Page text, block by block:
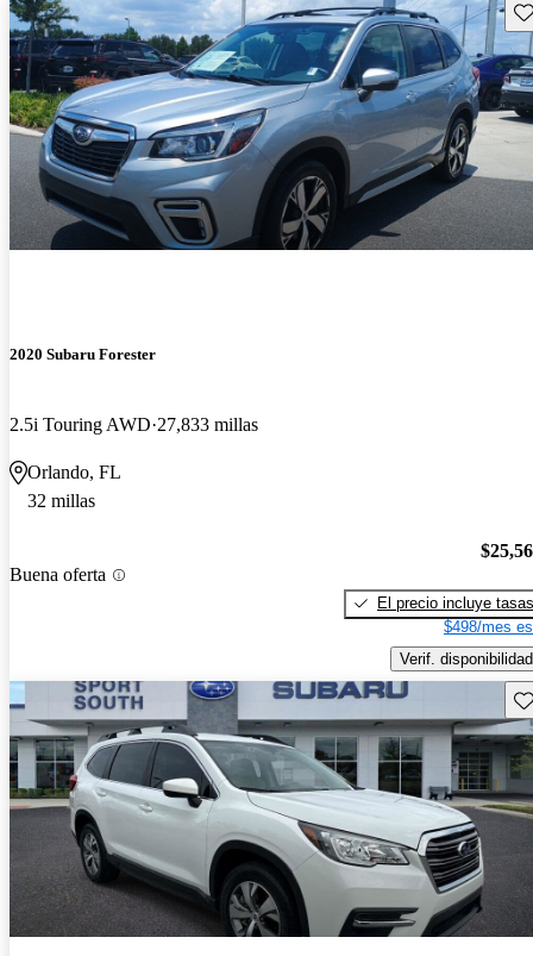
2020 Subaru Forester
2.5i Touring AWD 27,833 millas
Orlando, FL
32 millas
Buena oferta
El precio incluye tasas
$498/mes
Verif. disponibilidad